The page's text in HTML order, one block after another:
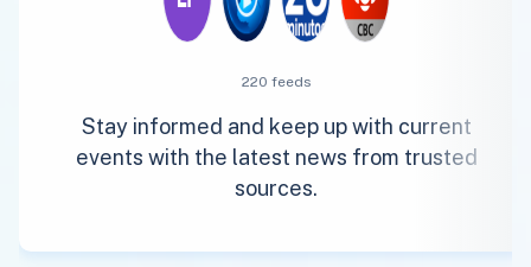
220 feeds
Stay informed and keep up with current
events with the latest news from trusted
sources.